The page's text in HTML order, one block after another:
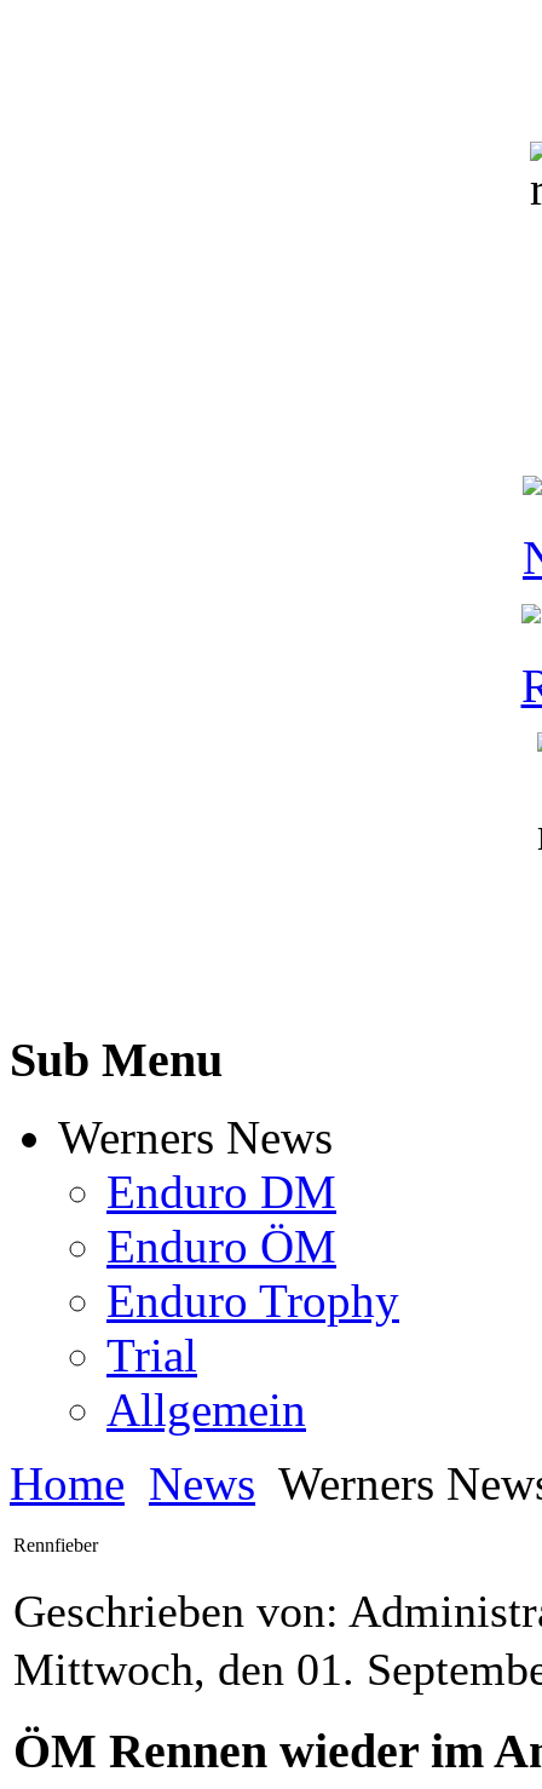
Sub Menu
Werners News
Enduro DM
Enduro ÖM
Enduro Trophy
Trial
Allgemein
Home News Werners
Rennfieber
Geschrieben von:
Mittwoch, den 01.
ÖM Rennen wieder im